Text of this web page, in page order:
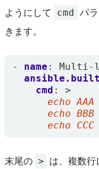
ようにして
cmd パ
きます。
- name :
Multi-
cmd :
>
echo CCC
末尾の >
は、複数行